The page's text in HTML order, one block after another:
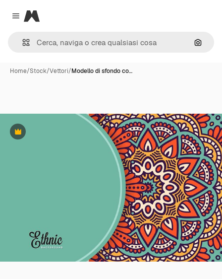
Close menu
Magnific
Cerca
Home/Stock/Vettori/Modello di sfondo co…
Premium